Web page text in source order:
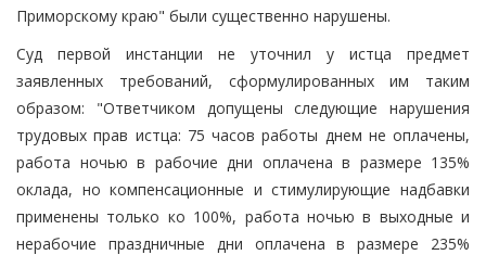
Приморскому краю" были существенно нарушены.
Суд первой инстанции не уточнил у истца предмет
заявленных требований, сформулированных им таким
образом: "Ответчиком допущены следующие нарушения
трудовых прав истца: 75 часов работы днем не оплачены,
работа ночью в рабочие дни оплачена в размере 135%
оклада, но компенсационные и стимулирующие надбавки
применены только ко 100%, работа ночью в выходные и
нерабочие праздничные дни оплачена в размере 235%